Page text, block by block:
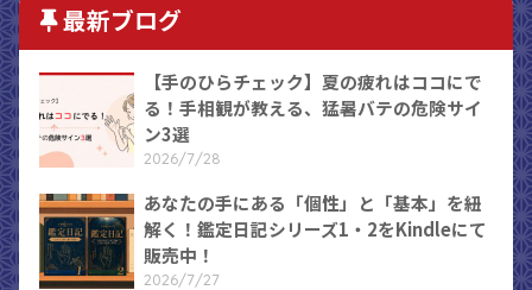
最新ブログ
【手のひらチェック】夏の疲れはココにで
る！手相観が教える、猛暑バテの危険サイ
ン3選
2026/7/28
あなたの手にある「個性」と「基本」を紐
解く！鑑定日記シリーズ1・2をKindleにて
販売中！
2026/7/27